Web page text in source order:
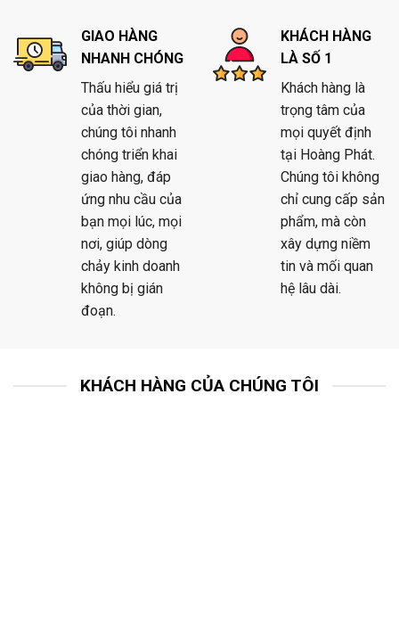
GIAO HÀNG
NHANH CHÓNG
Thấu hiểu giá trị
của thời gian,
chúng tôi nhanh
chóng triển khai
giao hàng, đáp
ứng nhu cầu của
bạn mọi lúc, mọi
nơi, giúp dòng
chảy kinh doanh
không bị gián
đoạn.
KHÁCH HÀNG
LÀ SỐ 1
Khách hàng là
trọng tâm của
mọi quyết định
tại Hoàng Phát.
Chúng tôi không
chỉ cung cấp sản
phẩm, mà còn
xây dựng niềm
tin và mối quan
hệ lâu dài.
KHÁCH HÀNG CỦA CHÚNG TÔI